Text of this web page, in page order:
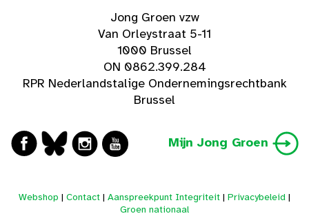
Jong Groen vzw
Van Orleystraat 5-11
1000 Brussel
ON 0862.399.284
RPR Nederlandstalige Ondernemingsrechtbank
Brussel
Mijn Jong Groen
Webshop | Contact | Aanspreekpunt Integriteit | Privacybeleid |
Groen nationaal